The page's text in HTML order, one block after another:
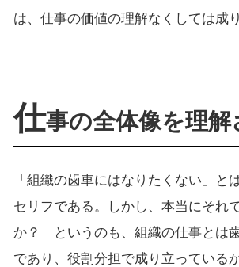
は、仕事の価値の理解なくしては成
仕事の全体像を理解
「組織の歯車にはなりたくない」と
セリフである。しかし、本当にそれ
か？ というのも、組織の仕事とは
であり、役割分担で成り立っている